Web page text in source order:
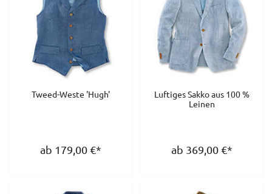
Tweed-Weste 'Hugh'
ab 179,00€*
Luftiges Sakko aus 100 %
Leinen
ab 369,00€*